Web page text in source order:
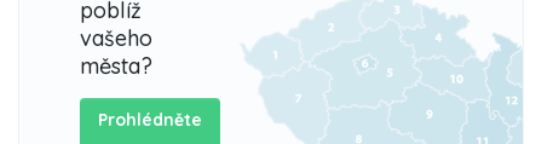
poblíž
vašeho
města?
Prohlédněte